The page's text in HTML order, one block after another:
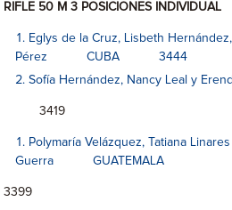
RIFLE 50 M 3 POSICIONES INDIVIDUAL
Eglys de la Cruz, Lisbeth
Pérez CUBA 3444
Sofía Hernández, Nancy Leal y
3419
Polymaría Velázquez, Tatiana
Guerra GUATEMALA
3399